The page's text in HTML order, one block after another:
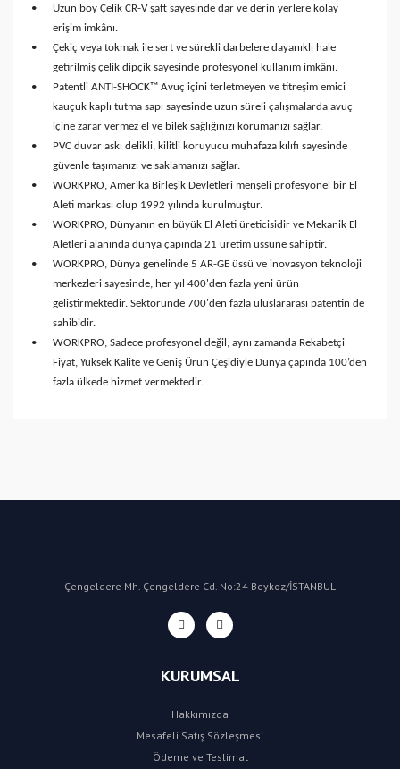
•
Uzun boy Çelik CR-V şaft sayesinde dar ve derin yerlere kolay
erişim imkânı.
•
Çekiç veya tokmak ile sert ve sürekli darbelere dayanıklı hale
getirilmiş çelik dipçik sayesinde profesyonel kullanım imkânı.
•
Patentli ANTI-SHOCK™ Avuç içini terletmeyen ve titreşim emici
kauçuk kaplı tutma sapı sayesinde uzun süreli çalışmalarda avuç
içine zarar vermez el ve bilek sağlığınızı korumanızı sağlar.
•
PVC duvar askı delikli, kilitli koruyucu muhafaza kılıfı sayesinde
güvenle taşımanızı ve saklamanızı sağlar.
•
WORKPRO, Amerika Birleşik Devletleri menşeli profesyonel bir El
Aleti markası olup 1992 yılında kurulmuştur.
•
WORKPRO, Dünyanın en büyük El Aleti üreticisidir ve Mekanik El
Aletleri alanında dünya çapında 21 üretim üssüne sahiptir.
•
WORKPRO, Dünya genelinde 5 AR-GE üssü ve inovasyon teknoloji
merkezleri sayesinde, her yıl 400'den fazla yeni ürün
geliştirmektedir. Sektöründe 700'den fazla uluslararası patentin de
sahibidir.
•
WORKPRO, Sadece profesyonel değil, aynı zamanda Rekabetçi
Fiyat, Yüksek Kalite ve Geniş Ürün Çeşidiyle Dünya çapında 100’den
fazla ülkede hizmet vermektedir.
Çengeldere Mh. Çengeldere Cd. No:24 Beykoz/İSTANBUL
KURUMSAL
Hakkımızda
Mesafeli Satış Sözleşmesi
Ödeme ve Teslimat